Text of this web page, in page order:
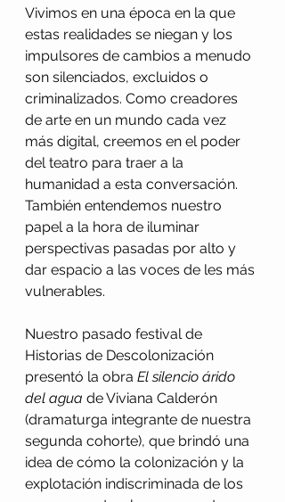
Vivimos en una época en la que
estas realidades se niegan y los
impulsores de cambios a menudo
son silenciados, excluidos o
criminalizados. Como creadores
de arte en un mundo cada vez
más digital, creemos en el poder
del teatro para traer a la
humanidad a esta conversación.
También entendemos nuestro
papel a la hora de iluminar
perspectivas pasadas por alto y
dar espacio a las voces de les más
vulnerables.
Nuestro pasado festival de
Historias de Descolonización
presentó la obra El silencio árido
del agua de Viviana Calderón
(dramaturga integrante de nuestra
segunda cohorte), que brindó una
idea de cómo la colonización y la
explotación indiscriminada de los